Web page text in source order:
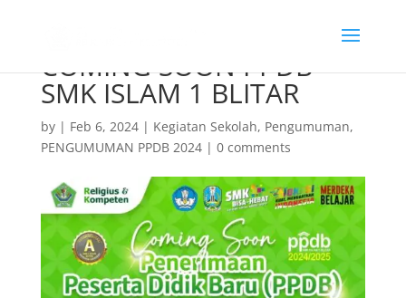
COMING SOON PPDB
SMK ISLAM 1 BLITAR
by | Feb 6, 2024| Kegiatan Sekolah, Pengumuman,
PENGUMUMAN PPDB 2024| 0 comments